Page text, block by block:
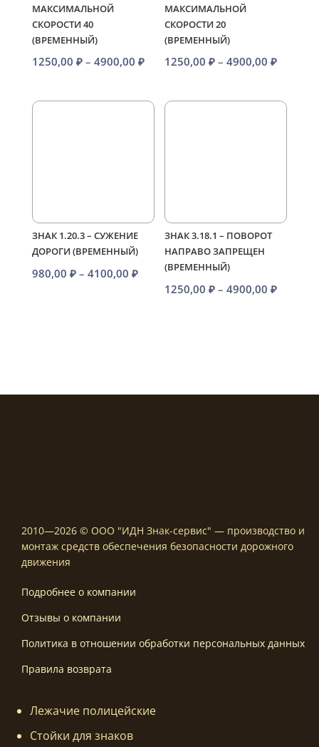
МАКСИМАЛЬНОЙ
СКОРОСТИ 40
(ВРЕМЕННЫЙ)
1250,00 ₽ – 4900,00 ₽Диапазон
1250,00 ₽
МАКСИМАЛЬНОЙ
СКОРОСТИ 20
(ВРЕМЕННЫЙ)
1250,00₽ – 4900,00₽
ЗНАК 1.20.3 – СУЖЕНИЕ
ДОРОГИ (ВРЕМЕННЫЙ)
980,00 ₽ – 4100,00 ₽Диапазон
ЗНАК 3.18.1 – ПОВОРОТ
НАПРАВО ЗАПРЕЩЕН
(ВРЕМЕННЫЙ)
1250,00₽ – 4900,00₽
2010—2026 © ООО "ИДН Знак-сервис" — производство и
монтаж средств обеспечения безопасности дорожного
движения
Подробнее о компании
Отзывы о компании
Политика в отношении обработки персональных данных
Правила возврата
Лежачие полицейские
Стойки для знаков